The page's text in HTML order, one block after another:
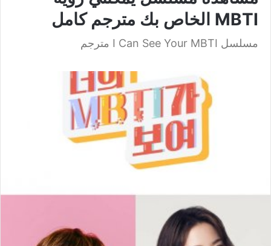
MBTI الخاص بك مترجم كامل
مسلسل I Can See Your MBTI مترجم